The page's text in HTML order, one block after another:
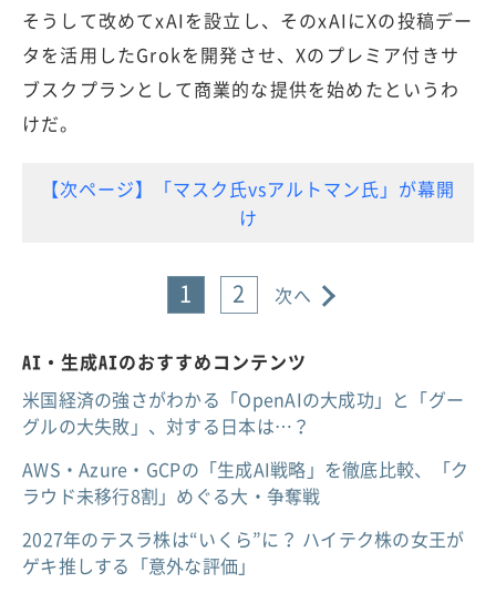
そうして改めてxAIを設立し、そのxAIにXの投稿デー
タを活用したGrokを開発させ、Xのプレミア付きサ
ブスクプランとして商業的な提供を始めたというわ
けだ。
【次ページ】「マスク氏vsアルトマン氏」が幕開
け
1 2 次へ
AI・生成AIのおすすめコンテンツ
米国経済の強さがわかる「OpenAIの大成功」と「グー
グルの大失敗」、対する日本は…？
AWS・Azure・GCPの「生成AI戦略」を徹底比較、「ク
ラウド未移行8割」めぐる大・争奪戦
2027年のテスラ株は“いくら”に？ ハイテク株の女王が
ゲキ推しする「意外な評価」